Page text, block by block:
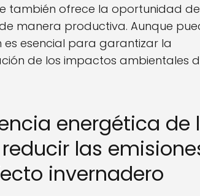
también ofrece la oportunidad de
manera productiva. Aunque
es esencial para garantizar la
de los impactos ambientales
energética de
las
invernadero